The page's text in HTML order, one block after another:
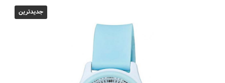
جدیدترین